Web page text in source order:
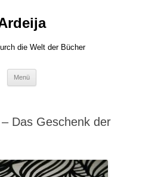
die Welt der Bücher
Menü
Das Geschenk der